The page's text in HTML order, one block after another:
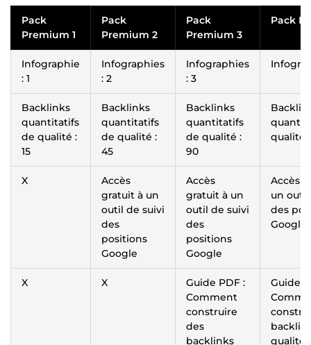
Pack
Premium 1
Pack
Premium 2
Pack
Premium 3
Pack
Infographie
: 1
Infographies
: 2
Infographies
: 3
Backlinks
quantitatifs
de qualité :
15
Backlinks
quantitatifs
de qualité :
45
Backlinks
quantitatifs
de qualité :
90
qualité :
X
Accès
gratuit à un
outil de suivi
des
positions
Google
Accès
gratuit à un
outil de suivi
des
positions
Google
Accès
un outil
des
Google
X X
Guide PDF :
Comment
construire
des
backlinks
Guide
qualité